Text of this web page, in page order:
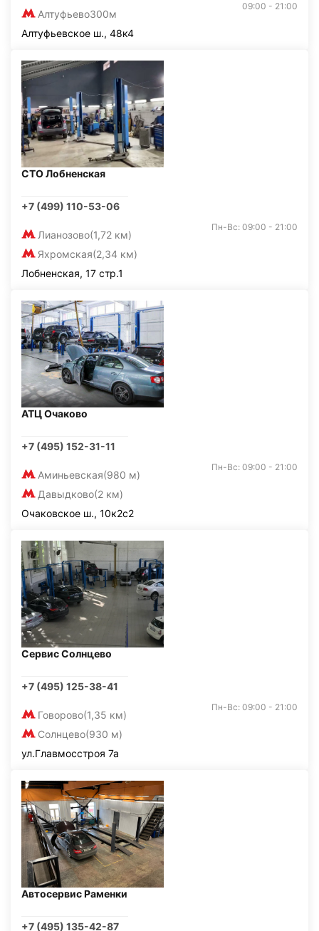
Алтуфьево300м
09:00 - 21:00
Алтуфьевское ш., 48к4
СТО Лобненская
+7 (499) 110-53-06
Лианозово(1,72 км)
Яхромская(2,34 км)
Пн-Вс: 09:00 - 21:00
Лобненская, 17 стр.1
АТЦ Очаково
+7 (495) 152-31-11
Аминьевская(980 м)
Давыдково(2 км)
Пн-Вс: 09:00 - 21:00
Очаковское ш., 10к2с2
Сервис Солнцево
+7 (495) 125-38-41
Говорово(1,35 км)
Солнцево(930 м)
Пн-Вс: 09:00 - 21:00
ул.Главмосстроя 7а
Автосервис Раменки
+7 (495) 135-42-87